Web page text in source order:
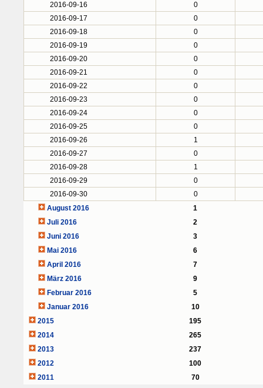
2016-09-16
0
2016-09-17
0
2016-09-18
0
2016-09-19
0
2016-09-20
0
2016-09-21
0
2016-09-22
0
2016-09-23
0
2016-09-24
0
2016-09-25
0
2016-09-26
1
2016-09-27
0
2016-09-28
1
2016-09-29
0
2016-09-30
0
August 2016
1
Juli 2016
2
Juni 2016
3
Mai 2016
6
April 2016
7
März 2016
9
Februar 2016
5
Januar 2016
10
2015
195
2014
265
2013
237
2012
100
2011
70